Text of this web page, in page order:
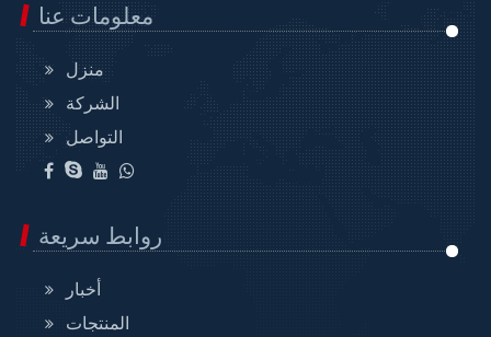
معلومات عنا
منزل
الشركة
التواصل
روابط سريعة
أخبار
المنتجات